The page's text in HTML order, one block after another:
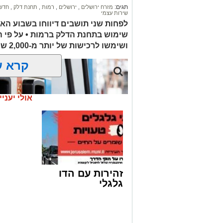
הלווייתו תתקיים במוצאי שבת.
ת.נ.צ.ב.ה
להצטרפות לקבוצות ועדכוני
מעוניינים להגיב?
האדום
תגים: מזרח ירושלים ירושלים רמות תחנת דלק
שירות עצמי
לפחות שני תושבים דיווחו בשבוע
שימוש בתחנת הדלק ברמות • על
ושימשו לרכישות של יותר מ-2,000 ש"ח בחנויות במזרח ירושלים
קרא
אולי
זהירות עם הדו
גלגלי